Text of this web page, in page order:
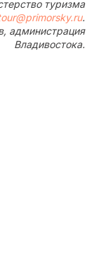
туризма
.
администрация
Владивостока.